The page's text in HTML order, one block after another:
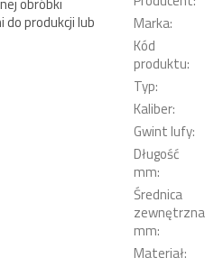
obróbki
produkcji lub
Marka:
Kód
produktu:
Typ:
Kaliber:
Gwint lufy:
Długość
mm:
Średnica
zewnętrzna
mm:
Materiał: